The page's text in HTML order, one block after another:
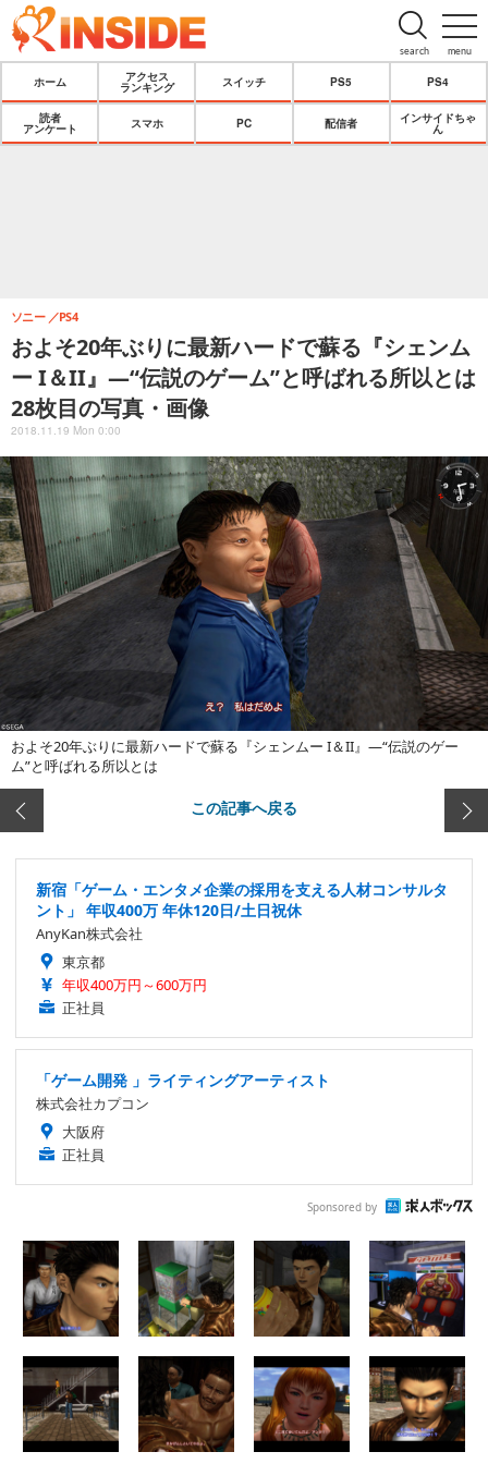
menu
search
ホーム
アクセス
ランキング
スイッチ PS5 PS4
読者
アンケート
スマホ PC 配信者
インサイドちゃ
ん
およそ20年ぶりに最新ハードで蘇る『シェンム
ー I＆II』―“伝説のゲーム”と呼ばれる所以とは
28枚目の写真・画像
ソニー PS4
2018.11.19 Mon 0:00
およそ20年ぶりに最新ハードで蘇る『シェンムー I＆II』―“伝説のゲー
ム”と呼ばれる所以とは
この記事へ戻る
新宿「ゲーム・エンタメ企業の採用を支える人材コンサルタ
ント」 年収400万 年休120日/土日祝休
AnyKan株式会社
東京都
年収400万円～600万円
正社員
「ゲーム開発 」ライティングアーティスト
株式会社カプコン
大阪府
正社員
Sponsored by